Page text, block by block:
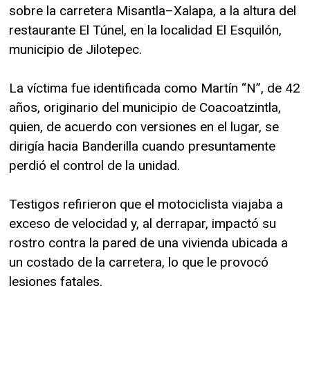
sobre la carretera Misantla–Xalapa, a la altura del
restaurante El Túnel, en la localidad El Esquilón,
municipio de Jilotepec.
La víctima fue identificada como Martín “N”, de 42
años, originario del municipio de Coacoatzintla,
quien, de acuerdo con versiones en el lugar, se
dirigía hacia Banderilla cuando presuntamente
perdió el control de la unidad.
Testigos refirieron que el motociclista viajaba a
exceso de velocidad y, al derrapar, impactó su
rostro contra la pared de una vivienda ubicada a
un costado de la carretera, lo que le provocó
lesiones fatales.